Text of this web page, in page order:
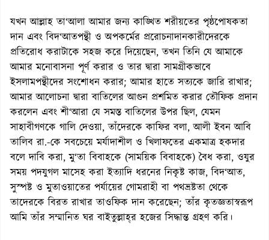
যখন আল্লাহ তা‘আলা আমার জন্য কাঙ্খিত শরীয়তের পৃষ্ঠপোষকতা
দান এবং বিদ‘আতপন্থী ও অপকর্মের প্ররোচনাদানকারীদেরকে
প্রতিরোধ করাটাকে সহজ করে দিয়েছেন, তখন তিনি যে আমাকে
আমার মনোবাসনা পূর্ণ করার ও তার দ্বারা সামগ্রীকভাবে
ইসলামপন্থীদের সংশোধন করার; আমার হাতে সত্যকে জারি রাখার;
আমার আলোচনা দ্বারা বাতিলের আগুন প্রশমিত করার তৌফিক প্রদান
করলেন এবং শী‘আরা যে সমস্ত বাতিলের উপর ছিল, যেমন
সাহাবীগণকে গালি দেওয়া, তাঁদেরকে কাফির বলা, আলী ইবন আবি
তালিব রা.-কে সবচেয়ে মর্যাদাশীল ও খিলাফতের একমাত্র হকদার
বলে দাবি করা, মু‘তা বিবাহকে (সাময়িক বিবাহকে) বৈধ করা, ওযুর
সময় পদযুগল মাসেহ করা ইত্যাদি ধরনের নিকৃষ্ট কাজ, বিদ‘আত,
সুস্পষ্ট ও মুতাওয়াতের পর্যায়ের গোমরাহী বা পথভ্রষ্টতা থেকে
তাদেরকে বিরত রাখার তাওফিক দান করেছেন; তাঁর কৃতজ্ঞতাস্বরূপ
আমি তাঁর সম্মানিত ঘর বাইতুল্লাহ্‌র হজের সিদ্ধান্ত গ্রহণ করি।